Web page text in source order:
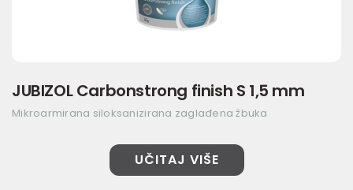
JUBIZOL Carbonstrong finish S 1,5 mm
Mikroarmirana siloksanizirana zaglađena žbuka
UČITAJ VIŠE